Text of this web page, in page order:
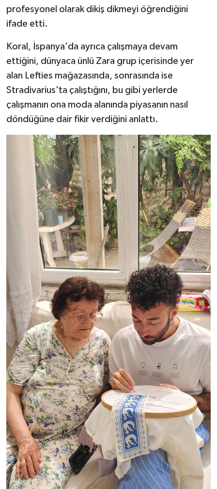
profesyonel olarak dikiş dikmeyi öğrendiğini
ifade etti.
Koral, İspanya'da ayrıca çalışmaya devam
ettiğini, dünyaca ünlü Zara grup içerisinde yer
alan Lefties mağazasında, sonrasında ise
Stradivarius'ta çalıştığını, bu gibi yerlerde
çalışmanın ona moda alanında piyasanın nasıl
döndüğüne dair fikir verdiğini anlattı.